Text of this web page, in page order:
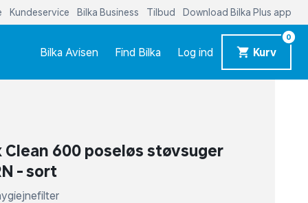
Kundeservice Bilka Business Tilbud Download Bilka Plus app
Bilka Avisen Find Bilka Log ind Kurv
0
Clean 600 poseløs støvsuger
- sort